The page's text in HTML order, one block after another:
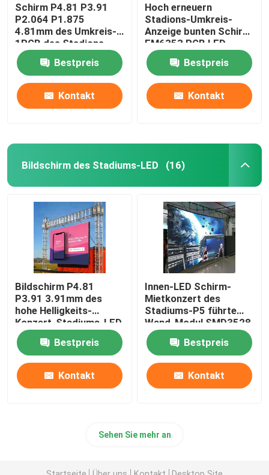
Schirm P4.81 P3.91
P2.064 P1.875
4.81mm des Umkreis-
1RGB des Stadions-
LED
Bestpreis
Kontakt
Hoch erneuern
Stadions-Umkreis-
Anzeige bunten Schirm
FM6353 RGB LED
Bestpreis
Kontakt
Bildschirm des Stadiums-LED (16)
Bildschirm P4.81
P3.91 3.91mm des
hohe Helligkeits-
Konzert-Stadiums-LED
Bestpreis
Kontakt
Innen-LED Schirm-
Mietkonzert des
Stadiums-P5 führte
Wand-Modul SMD3528
Bestpreis
Kontakt
Sehen Sie mehr an